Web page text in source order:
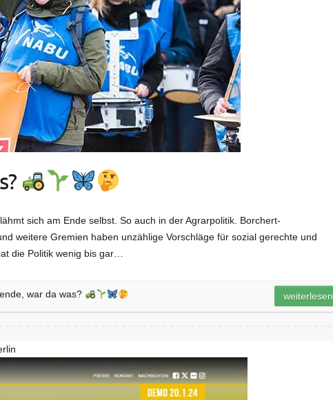
sich am Ende selbst. So auch in der Agrarpolitik. Borchert-
weitere Gremien haben unzählige Vorschläge für sozial gerechte und
die Politik wenig bis gar…
war da was? weiterlesen